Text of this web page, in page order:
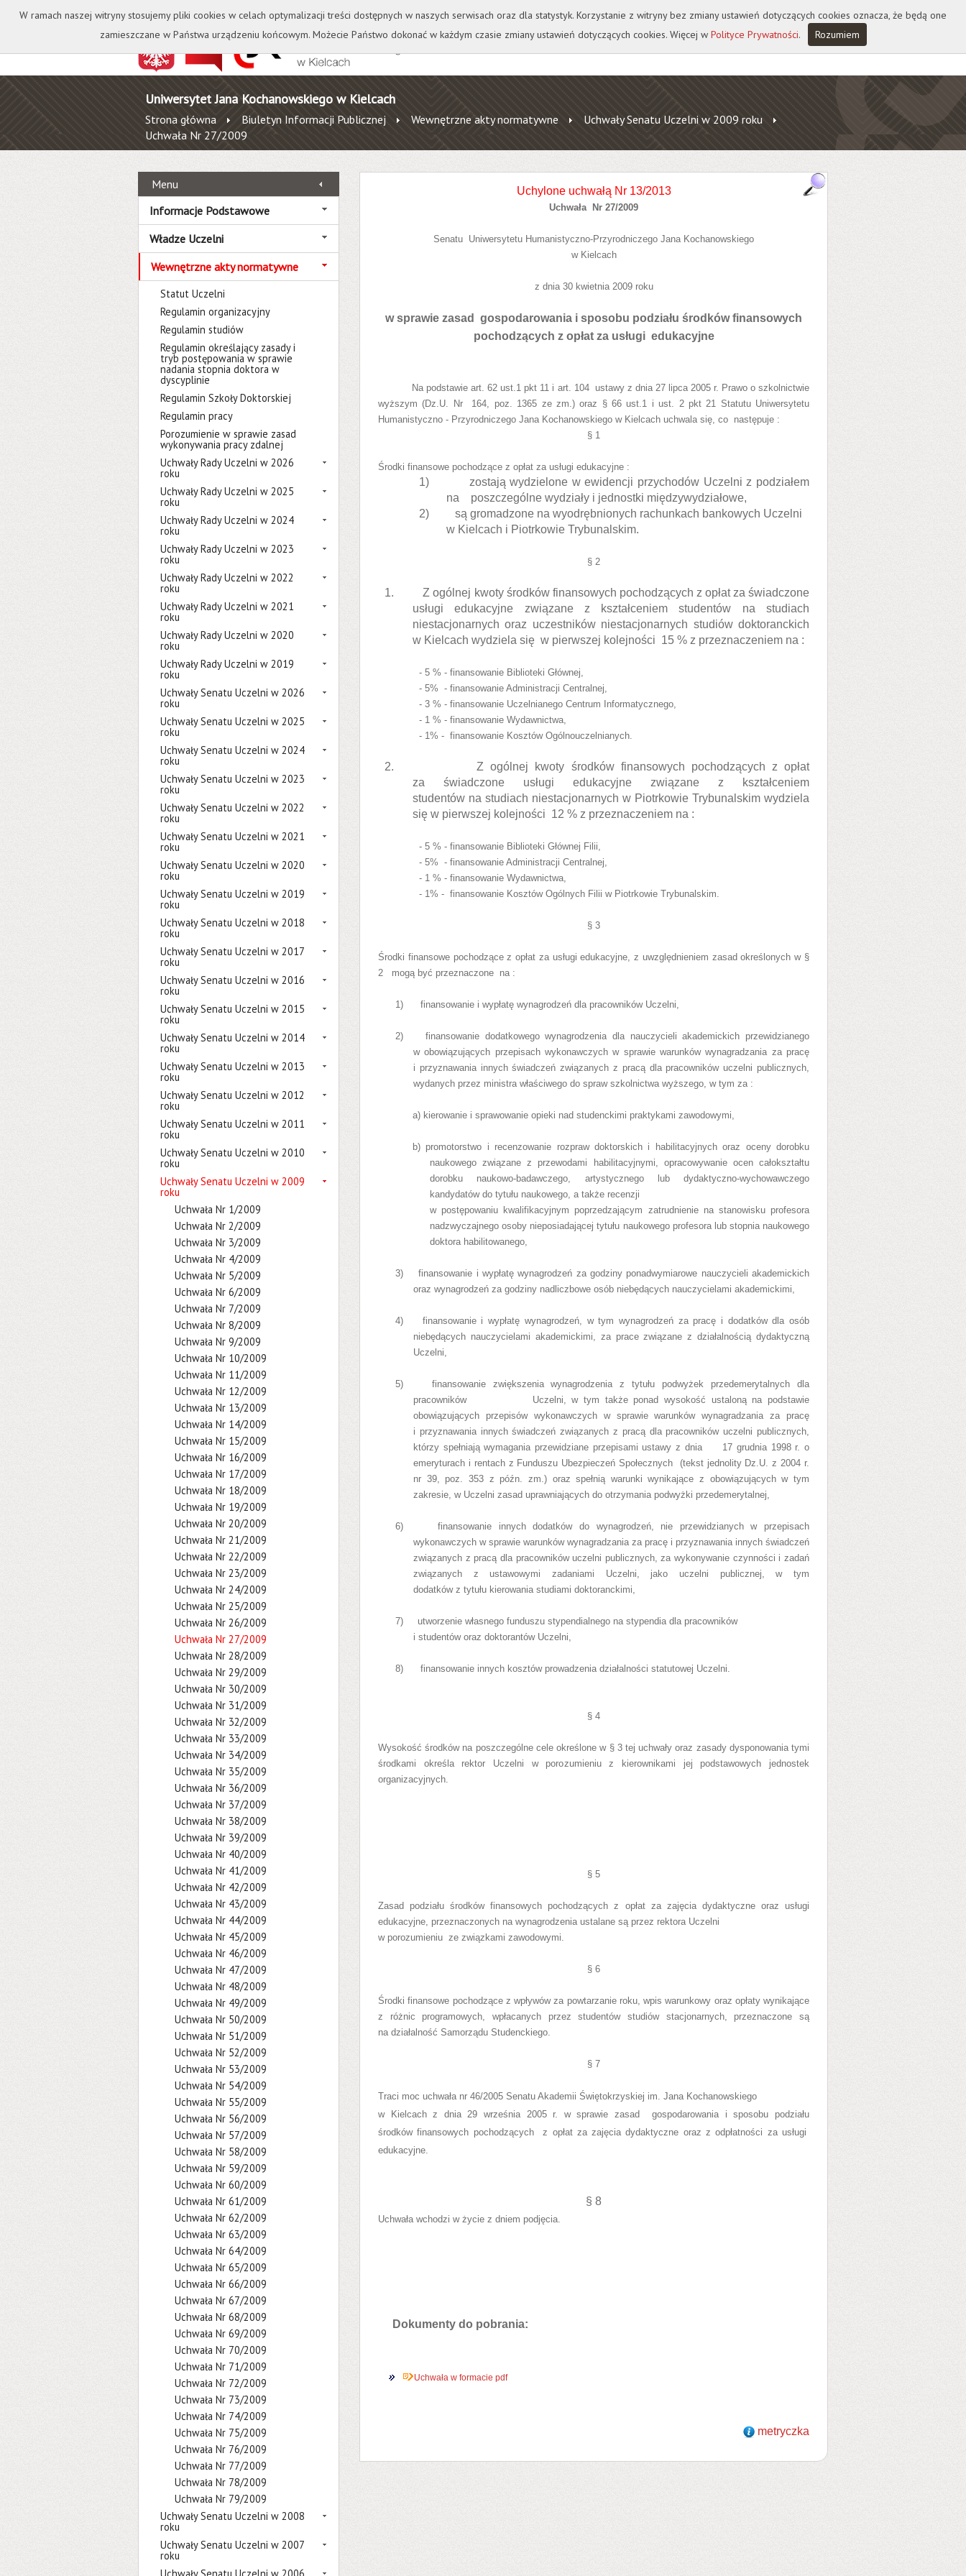
Kontakt Biblioteka Wydawnictwo Wirtualna Uczelnia A A A A
Uniwersytet Jana Kochanowskiego w Kielcach
Strona główna Biuletyn Informacji Publicznej Wewnętrzne akty normatywne
Uchwały Senatu Uczelni w 2009 roku
Uchwała Nr 27/2009
Menu
Informacje Podstawowe
Władze Uczelni
Wewnętrzne akty normatywne
Statut Uczelni
Regulamin organizacyjny
Regulamin studiów
Regulamin określający zasady i
tryb postępowania w sprawie
nadania stopnia doktora w
dyscyplinie
Regulamin Szkoły Doktorskiej
Regulamin pracy
Porozumienie w sprawie zasad
wykonywania pracy zdalnej
Uchwały Rady Uczelni w 2026
roku
Uchwały Rady Uczelni w 2025
roku
Uchwały Rady Uczelni w 2024
roku
Uchwały Rady Uczelni w 2023
roku
Uchwały Rady Uczelni w 2022
roku
Uchwały Rady Uczelni w 2021
roku
Uchwały Rady Uczelni w 2020
roku
Uchwały Rady Uczelni w 2019
roku
Uchwały Senatu Uczelni w 2026
roku
Uchwały Senatu Uczelni w 2025
roku
Uchwały Senatu Uczelni w 2024
roku
Uchwały Senatu Uczelni w 2023
roku
Uchwały Senatu Uczelni w 2022
roku
Uchwały Senatu Uczelni w 2021
roku
Uchwały Senatu Uczelni w 2020
roku
Uchwały Senatu Uczelni w 2019
roku
Uchwały Senatu Uczelni w 2018
roku
Uchwały Senatu Uczelni w 2017
roku
Uchwały Senatu Uczelni w 2016
roku
Uchwały Senatu Uczelni w 2015
roku
Uchwały Senatu Uczelni w 2014
roku
Uchwały Senatu Uczelni w 2013
roku
Uchwały Senatu Uczelni w 2012
roku
Uchwały Senatu Uczelni w 2011
roku
Uchwały Senatu Uczelni w 2010
roku
Uchwały Senatu Uczelni w 2009
roku
Uchwała Nr 1/2009
Uchwała Nr 2/2009
Uchwała Nr 3/2009
Uchwała Nr 4/2009
Uchwała Nr 5/2009
Uchwała Nr 6/2009
Uchwała Nr 7/2009
Uchwała Nr 8/2009
Uchwała Nr 9/2009
Uchwała Nr 10/2009
Uchwała Nr 11/2009
Uchwała Nr 12/2009
Uchwała Nr 13/2009
Uchwała Nr 14/2009
Uchwała Nr 15/2009
Uchwała Nr 16/2009
Uchwała Nr 17/2009
Uchwała Nr 18/2009
Uchwała Nr 19/2009
Uchwała Nr 20/2009
Uchwała Nr 21/2009
Uchwała Nr 22/2009
Uchwała Nr 23/2009
Uchwała Nr 24/2009
Uchwała Nr 25/2009
Uchwała Nr 26/2009
Uchwała Nr 27/2009
Uchwała Nr 28/2009
Uchwała Nr 29/2009
Uchwała Nr 30/2009
Uchwała Nr 31/2009
Uchwała Nr 32/2009
Uchwała Nr 33/2009
Uchwała Nr 34/2009
Uchwała Nr 35/2009
Uchwała Nr 36/2009
Uchwała Nr 37/2009
Uchwała Nr 38/2009
Uchwała Nr 39/2009
Uchwała Nr 40/2009
Uchwała Nr 41/2009
Uchwała Nr 42/2009
Uchwała Nr 43/2009
Uchwała Nr 44/2009
Uchwała Nr 45/2009
Uchwała Nr 46/2009
Uchwała Nr 47/2009
Uchwała Nr 48/2009
Uchwała Nr 49/2009
Uchwała Nr 50/2009
Uchwała Nr 51/2009
Uchwała Nr 52/2009
Uchwała Nr 53/2009
Uchwała Nr 54/2009
Uchwała Nr 55/2009
Uchwała Nr 56/2009
Uchwała Nr 57/2009
Uchwała Nr 58/2009
Uchwała Nr 59/2009
Uchwała Nr 60/2009
Uchwała Nr 61/2009
Uchwała Nr 62/2009
Uchwała Nr 63/2009
Uchwała Nr 64/2009
Uchwała Nr 65/2009
Uchwała Nr 66/2009
Uchwała Nr 67/2009
Uchwała Nr 68/2009
Uchwała Nr 69/2009
Uchwała Nr 70/2009
Uchwała Nr 71/2009
Uchwała Nr 72/2009
Uchwała Nr 73/2009
Uchwała Nr 74/2009
Uchwała Nr 75/2009
Uchwała Nr 76/2009
Uchwała Nr 77/2009
Uchwała Nr 78/2009
Uchwała Nr 79/2009
Uchwały Senatu Uczelni w 2008
roku
Uchwały Senatu Uczelni w 2007
roku
Uchylone uchwałą Nr 13/2013
Uchwała Nr 27/2009
Senatu Uniwersytetu Humanistyczno-Przyrodniczego Jana Kochanowskiego
w Kielcach
z dnia 30 kwietnia 2009 roku
w sprawie zasad
gospodarowania i sposobu podziału środków finansowych
pochodzących z opłat za usługi edukacyjne
Na podstawie art. 62 ust.1 pkt 11 i art. 104 ustawy z dnia 27 lipca 2005 r. Prawo o szkolnictwie
wyższym (Dz.U. Nr 164, poz. 1365 ze zm.) oraz § 66 ust.1 i ust. 2 pkt 21 Statutu Uniwersytetu
Humanistyczno - Przyrodniczego Jana Kochanowskiego w Kielcach uchwala się, co następuje :
§ 1
Środki finansowe pochodzące z opłat za usługi edukacyjne :
1)
zostają wydzielone w ewidencji przychodów Uczelni z podziałem
na
poszczególne wydziały i jednostki międzywydziałowe,
2)
są gromadzone na wyodrębnionych rachunkach bankowych Uczelni
w Kielcach i Piotrkowie Trybunalskim.
§ 2
1.
Z ogólnej kwoty środków finansowych pochodzących z opłat za świadczone
usługi edukacyjne związane z kształceniem studentów na studiach
niestacjonarnych oraz uczestników niestacjonarnych studiów doktoranckich
w Kielcach wydziela się w pierwszej kolejności 15 % z przeznaczeniem na :
- 5 % - finansowanie Biblioteki Głównej,
- 5% - finansowanie Administracji Centralnej,
- 3 % - finansowanie Uczelnianego Centrum Informatycznego,
- 1 % - finansowanie Wydawnictwa,
- 1% - finansowanie Kosztów Ogólnouczelnianych.
2.
Z ogólnej kwoty środków finansowych pochodzących z opłat
za świadczone usługi edukacyjne związane z kształceniem
studentów na studiach niestacjonarnych w Piotrkowie Trybunalskim wydziela
się w pierwszej kolejności 12 % z przeznaczeniem na :
- 5 % - finansowanie Biblioteki Głównej Filii,
- 5% - finansowanie Administracji Centralnej,
- 1 % - finansowanie Wydawnictwa,
- 1% - finansowanie Kosztów Ogólnych Filii w Piotrkowie Trybunalskim.
§ 3
Środki finansowe pochodzące z opłat za usługi edukacyjne, z uwzględnieniem zasad określonych w §
2
mogą być przeznaczone na :
1) finansowanie i wypłatę wynagrodzeń dla pracowników Uczelni,
2) finansowanie dodatkowego wynagrodzenia dla nauczycieli akademickich przewidzianego
w obowiązujących przepisach wykonawczychw sprawie warunków wynagradzania za pracę
i przyznawania innych świadczeń związanych z pracą dla pracowników uczelni publicznych,
wydanych przez ministra właściwego do spraw szkolnictwa wyższego, w tym za :
a) kierowanie i sprawowanie opieki nad studenckimi praktykami zawodowymi,
b) promotorstwo i recenzowanie rozpraw doktorskich i habilitacyjnych oraz oceny dorobku
naukowego związane z przewodami habilitacyjnymi, opracowywanie ocen całokształtu
dorobku naukowo-badawczego, artystycznego lub dydaktyczno-wychowawczego
kandydatów do tytułu naukowego, a także recenzji
w postępowaniu kwalifikacyjnym poprzedzającym zatrudnienie na stanowisku profesora
nadzwyczajnego osoby nieposiadającej tytułu naukowego profesora lub stopnia naukowego
doktora habilitowanego,
3) finansowanie i wypłatę wynagrodzeń za godziny ponadwymiarowe nauczycieli akademickich
oraz wynagrodzeń za godziny nadliczbowe osób niebędących nauczycielami akademickimi,
4) finansowanie i wypłatę wynagrodzeń, w tym wynagrodzeń za pracę i dodatków dla osób
niebędących nauczycielami akademickimi, za prace związane z działalnością dydaktyczną
Uczelni,
5) finansowanie zwiększenia wynagrodzenia z tytułu podwyżek przedemerytalnych dla
pracowników
Uczelni,w tym także ponad wysokość ustaloną na podstawie
obowiązujących przepisów wykonawczych w sprawie warunków wynagradzania za pracę
i przyznawania innych świadczeń związanych z pracą dla pracowników uczelni publicznych,
którzy spełniają wymagania przewidziane przepisami ustawy z dnia
17 grudnia 1998 r. o
emeryturach i rentach z Funduszu Ubezpieczeń Społecznych
(tekst jednolity Dz.U. z 2004 r.
nr 39, poz. 353 z późn. zm.) oraz spełnią warunki wynikające z obowiązujących w tym
zakresie, w Uczelni zasad uprawniających do otrzymania podwyżki przedemerytalnej,
6)finansowanie innych dodatków do wynagrodzeń, nie przewidzianych w przepisach
wykonawczych w sprawie warunków wynagradzania za pracę i przyznawania innych świadczeń
związanych z pracą dla pracowników uczelni publicznych, za wykonywanie czynności i zadań
związanych z ustawowymi zadaniami Uczelni, jako uczelni publicznej, w tym
dodatków z tytułu kierowania studiami doktoranckimi,
7) utworzenie własnego funduszu stypendialnego na stypendia dla pracowników
i studentów oraz doktorantów Uczelni,
8) finansowanie innych kosztów prowadzenia działalności statutowej Uczelni.
§ 4
Wysokość środków na poszczególne cele określone w § 3 tej uchwały oraz zasady dysponowania tymi
środkami określa rektor Uczelni w porozumieniu z kierownikami jej podstawowych jednostek
organizacyjnych.
§ 5
Zasad podziału środków finansowych pochodzących z opłat za zajęcia dydaktyczne oraz usługi
edukacyjne, przeznaczonych na wynagrodzenia ustalane są przez rektora Uczelni
w porozumieniu ze związkami zawodowymi.
§ 6
Środki finansowe pochodzące z wpływów za powtarzanie roku, wpis warunkowy oraz opłaty wynikające
z różnic programowych, wpłacanych przez studentów studiów stacjonarnych, przeznaczone są
na działalność Samorządu Studenckiego.
§ 7
Traci moc uchwała nr 46/2005 Senatu Akademii Świętokrzyskiej im. Jana Kochanowskiego
w Kielcach z dnia 29 września 2005 r. w sprawie zasad
gospodarowania i sposobu podziału
środków finansowych pochodzących
z opłat za zajęcia dydaktyczne oraz z odpłatności za usługi
edukacyjne.
§ 8
Uchwała wchodzi w życie z dniem podjęcia.
Dokumenty do pobrania:
Uchwała w formacie pdf
metryczka
W ramach naszej witryny stosujemy pliki cookies w celach optymalizacji treści dostępnych w naszych serwisach oraz dla statystyk. Korzystanie z witryny bez zmiany ustawień dotyczących cookies oznacza, że będą one
zamieszczane w Państwa urządzeniu końcowym. Możecie Państwo dokonać w każdym czasie zmiany ustawień dotyczących cookies. Więcej w Polityce Prywatności. Rozumiem